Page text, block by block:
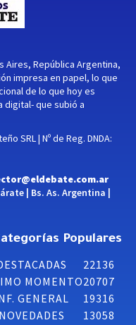
Aires, República Argentina,
impresa en papel, lo que
de lo que hoy es
digital- que subió a
SRL | Nº de Reg. DNDA:
| Bs. As. Argentina |
Populares
22136
MOMENTO20707
GENERAL
19316
NOVEDADES
13058